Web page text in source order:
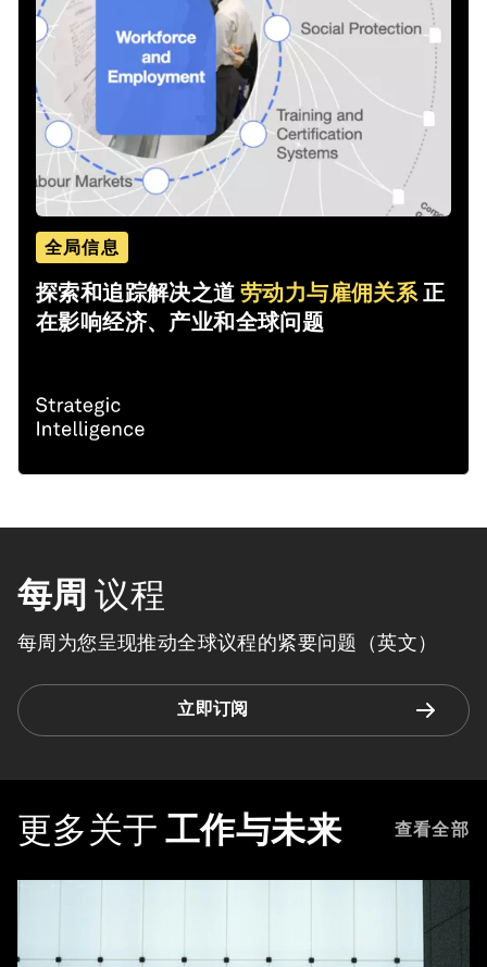
全局信息
探索和追踪解决之道 劳动力与雇佣关系 正
在影响经济、产业和全球问题
每周 议程
每周为您呈现推动全球议程的紧要问题（英文）
立即订阅
更多关于 工作与未来 查看全部